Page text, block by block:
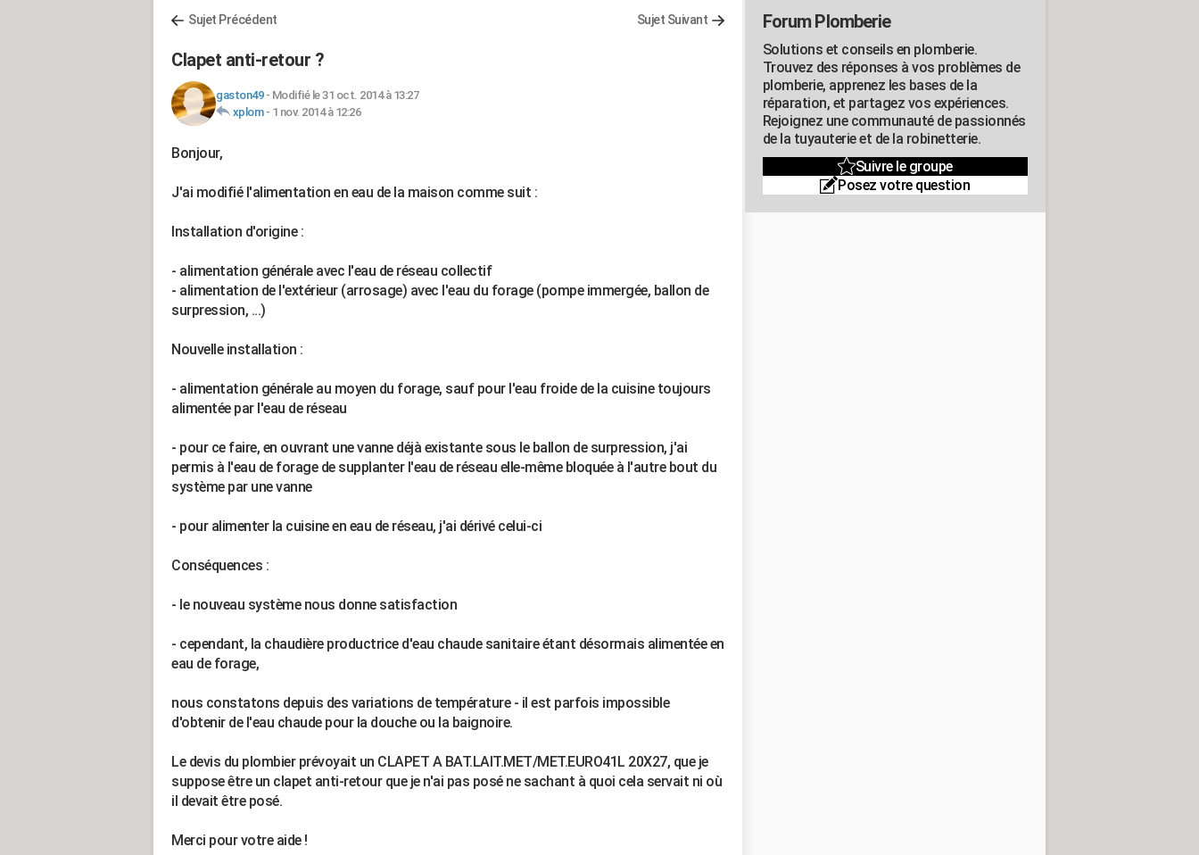
Sujet Précédent Sujet Suivant
Clapet anti-retour ?
gaston49- Modifié le 31 oct. 2014 à 13:27
xplom- 1 nov. 2014 à 12:26
Bonjour,
J'ai modifié l'alimentation en eau de la maison comme suit :
Installation d'origine :
- alimentation générale avec l'eau de réseau collectif
- alimentation de l'extérieur (arrosage) avec l'eau du forage (pompe immergée, ballon de
surpression, ...)
Nouvelle installation :
- alimentation générale au moyen du forage, sauf pour l'eau froide de la cuisine toujours
alimentée par l'eau de réseau
- pour ce faire, en ouvrant une vanne déjà existante sous le ballon de surpression, j'ai
permis à l'eau de forage de supplanter l'eau de réseau elle-même bloquée à l'autre bout du
système par une vanne
- pour alimenter la cuisine en eau de réseau, j'ai dérivé celui-ci
Conséquences :
- le nouveau système nous donne satisfaction
- cependant, la chaudière productrice d'eau chaude sanitaire étant désormais alimentée en
eau de forage,
nous constatons depuis des variations de température - il est parfois impossible
d'obtenir de l'eau chaude pour la douche ou la baignoire.
Le devis du plombier prévoyait un CLAPET A BAT.LAIT.MET/MET.EURO41L 20X27, que je
suppose être un clapet anti-retour que je n'ai pas posé ne sachant à quoi cela servait ni où
il devait être posé.
Merci pour votre aide !
Forum Plomberie
Solutions et conseils en plomberie.
Trouvez des réponses à vos problèmes de
plomberie, apprenez les bases de la
réparation, et partagez vos expériences.
Rejoignez une communauté de passionnés
de la tuyauterie et de la robinetterie.
Suivre le groupe
Posez votre question